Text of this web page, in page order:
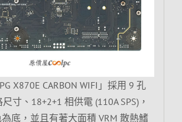
X870E CARBON WIFI」採用 9 孔
寸、18+2+1 相供電 (110A SPS)，
底，並且有著大面積 VRM 散熱鰭